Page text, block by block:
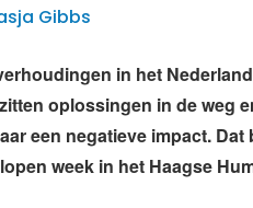
Gibbs
in het
oplossingen in de weg
een negatieve impact. Dat
week in het Haagse